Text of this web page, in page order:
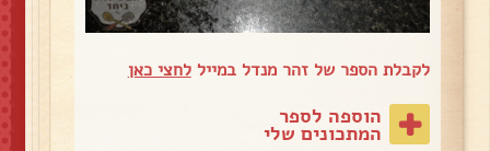
לקבלת הספר של זהר מנדל במייללחצי כאן
הוספה לספר
המתכונים שלי